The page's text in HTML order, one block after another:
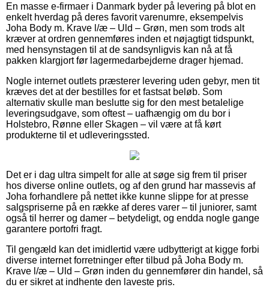
En masse e-firmaer i Danmark byder på levering på blot en
enkelt hverdag på deres favorit varenumre, eksempelvis
Joha Body m. Krave l/æ – Uld – Grøn, men som trods alt
kræver at ordren gennemføres inden et nøjagtigt tidspunkt,
med hensynstagen til at de sandsynligvis kan nå at få
pakken klargjort før lagermedarbejderne drager hjemad.
Nogle internet outlets præsterer levering uden gebyr, men tit
kræves det at der bestilles for et fastsat beløb. Som
alternativ skulle man beslutte sig for den mest betalelige
leveringsudgave, som oftest – uafhængig om du bor i
Holstebro, Rønne eller Skagen – vil være at få kørt
produkterne til et udleveringssted.
Det er i dag ultra simpelt for alle at søge sig frem til priser
hos diverse online outlets, og af den grund har massevis af
Joha forhandlere på nettet ikke kunne slippe for at presse
salgspriserne på en række af deres varer – til juniorer, samt
også til herrer og damer – betydeligt, og endda nogle gange
garantere portofri fragt.
Til gengæld kan det imidlertid være udbytterigt at kigge forbi
diverse internet forretninger efter tilbud på Joha Body m.
Krave l/æ – Uld – Grøn inden du gennemfører din handel, så
du er sikret at indhente den laveste pris.